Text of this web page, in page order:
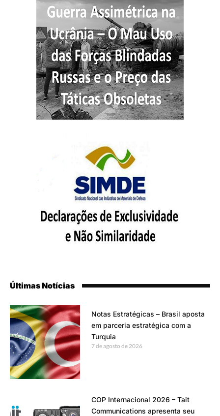
Últimas Notícias
Notas Estratégicas – Brasil aposta
em parceria estratégica com a
Turquia
7 de agosto de 2026
COP Internacional 2026 – Tait
Communications apresenta seu